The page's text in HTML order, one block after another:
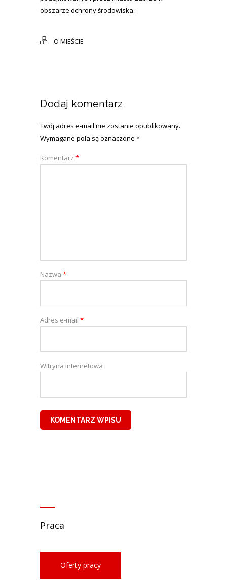
Praca
Oferty pracy
obszarze ochrony środowiska.
O MIEŚCIE
Dodaj komentarz
Twój adres e-mail nie zostanie opublikowany.
Wymagane pola są oznaczone *
Komentarz *
Nazwa *
Adres e-mail *
Witryna internetowa